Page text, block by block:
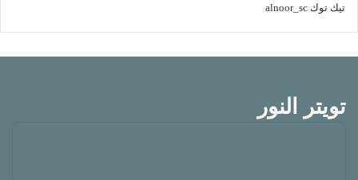
تيك توك alnoor_sc
تويتر النور